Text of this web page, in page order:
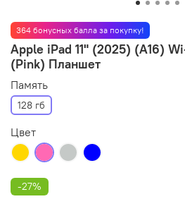
364 бонусных балла за покупку!
Apple iPad 11" (2025) (A16)
(Pink) Планшет
Память
128 гб
Цвет
-27%